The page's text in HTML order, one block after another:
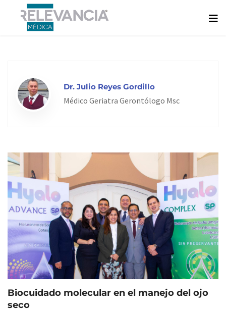
contenido
Dr. Julio Reyes Gordillo
Médico Geriatra Gerontólogo Msc
Biocuidado molecular en el manejo del ojo
seco
PagePagePage Page